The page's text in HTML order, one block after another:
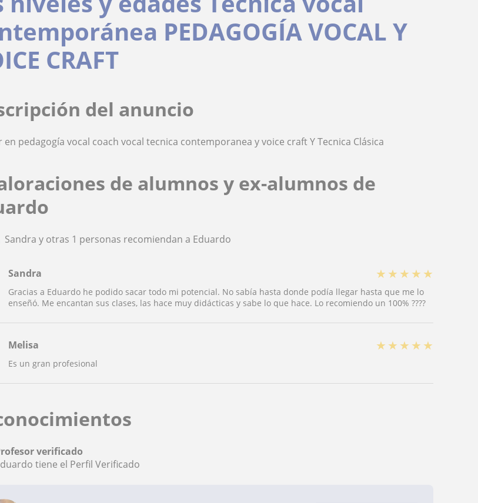
PEDAGOGÍA VOCAL Y
CRAFT
del anuncio
en pedagogía vocal coach vocal tecnica contemporanea y voice craft Y Tecnica Clásica
de alumnos y ex-alumnos de
Sandra y otras 1 personas recomiendan a Eduardo
Sandra ★ ★ ★ ★ ★
Gracias a Eduardo he podido sacar todo mi potencial. No sabía hasta donde podía llegar hasta que me lo
enseñó. Me encantan sus clases, las hace muy didácticas y sabe lo que hace. Lo recomiendo un 100% ????
Melisa ★ ★ ★ ★ ★
Es un gran profesional
verificado
tiene el Perfil Verificado